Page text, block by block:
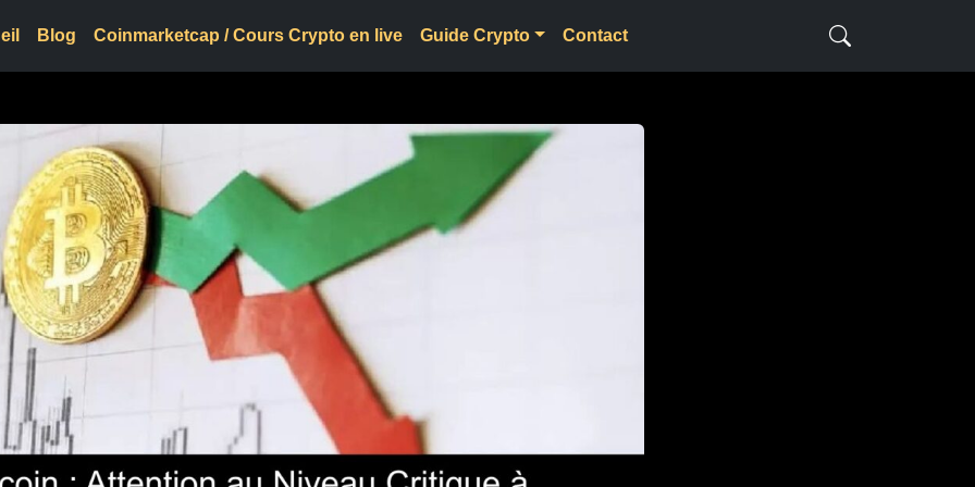
Blog Coinmarketcap / Cours Crypto en live Guide Crypto Contact